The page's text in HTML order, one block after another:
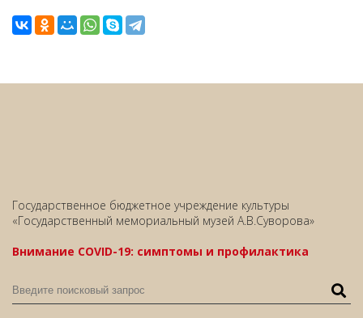
Государственное бюджетное учреждение культуры
«Государственный мемориальный музей А.В.Суворова»
Внимание COVID-19: симптомы и профилактика